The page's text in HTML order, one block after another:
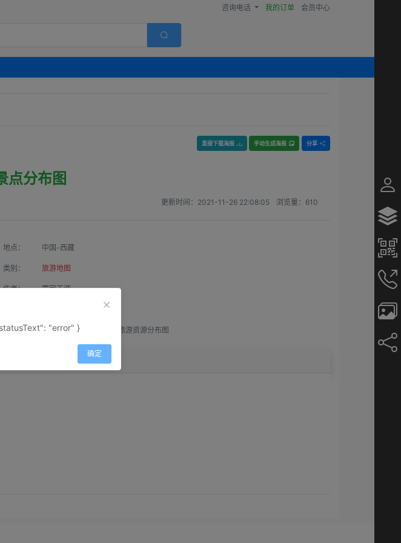
咨询电话 我的订单 会员中心
直接下载海报 手动生成海报 分享
点分布图
更新时间： 2021-11-26 22:08:05 浏览量： 610
地点： 中国-西藏
类别： 旅游地图
作者： 寰宇天涯
属性： 地图属性： 地图类型-旅游资源分布图
"error" }
确定